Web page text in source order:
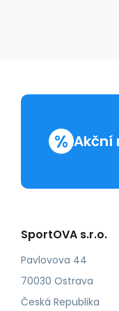
% Akční
SportOVA s.r.o.
Pavlovova 44
70030 Ostrava
Česká Republika